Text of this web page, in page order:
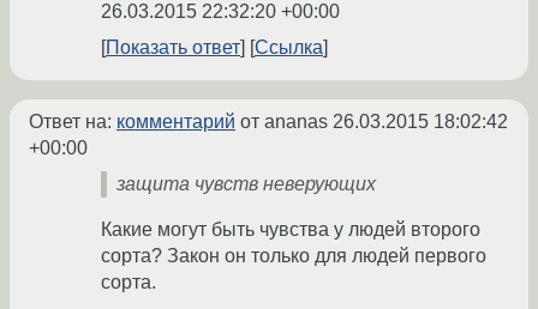
26.03.2015 22:32:20 +00:00
Показать ответ
Ссылка
Ответ на: комментарий от ananas 26.03.2015 18:02:42
+00:00
защита чувств неверующих
Какие могут быть чувства у людей второго
сорта? Закон он только для людей первого
сорта.